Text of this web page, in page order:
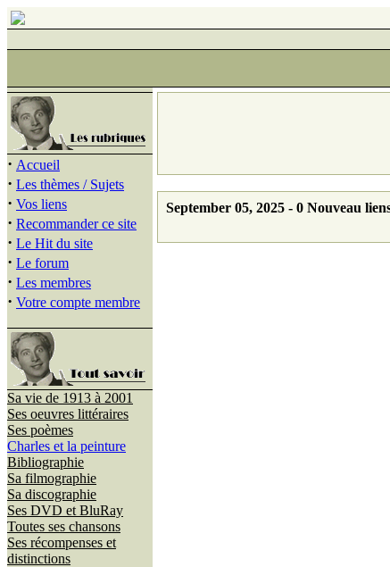
· Accueil
· Les thèmes / Sujets
· Vos liens
· Recommander ce site
· Le Hit du site
· Le forum
· Les membres
· Votre compte membre
Sa vie de 1913 à 2001
Ses oeuvres littéraires
Ses poèmes
Charles et la peinture
Bibliographie
Sa filmographie
Sa discographie
Ses DVD et BluRay
Toutes ses chansons
Ses récompenses et
distinctions
September 05, 2025 - 0 Nouveau